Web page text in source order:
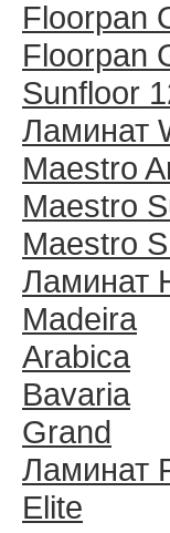
Floorpan
Floorpan
Sunfloor
Ламинат
Maestro
Maestro
Maestro
Ламинат
Madeira
Arabica
Bavaria
Grand
Ламинат
Elite